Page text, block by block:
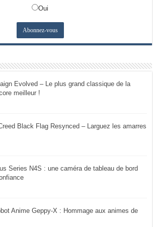
Oui
Evolved – Le plus grand classique de la
meilleur !
Black Flag Resynced – Larguez les amarres
Series N4S : une caméra de tableau de bord
Anime Geppy-X : Hommage aux animes de